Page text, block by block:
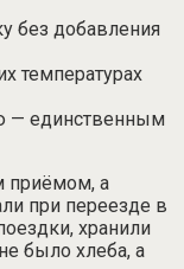
без добавления
температурах
— единственным
приёмом, а
при переезде в
хранили
было хлеба, а